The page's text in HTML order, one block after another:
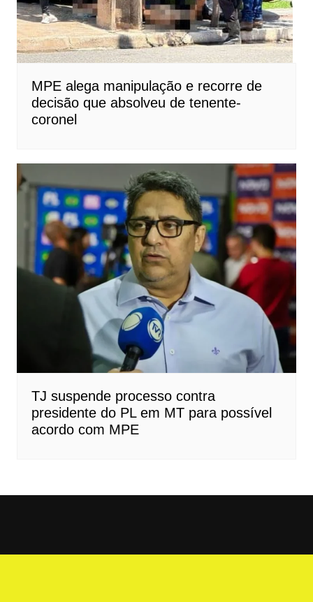
MPE alega manipulação e recorre de
decisão que absolveu de tenente-
coronel
TJ suspende processo contra
presidente do PL em MT para possível
acordo com MPE